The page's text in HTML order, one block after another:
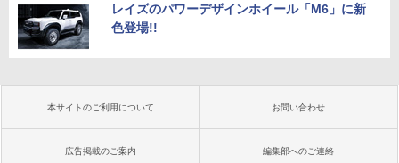
レイズのパワーデザインホイール「M6」に新
色登場!!
本サイトのご利用について お問い合わせ
広告掲載のご案内 編集部へのご連絡